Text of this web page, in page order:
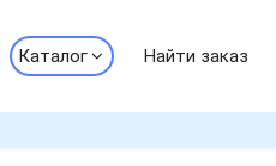
Каталог Найти заказ